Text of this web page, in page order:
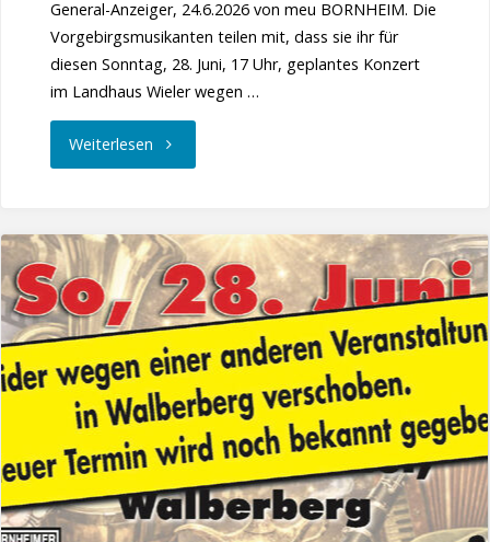
General-Anzeiger, 24.6.2026 von meu BORNHEIM. Die
Vorgebirgsmusikanten teilen mit, dass sie ihr für
diesen Sonntag, 28. Juni, 17 Uhr, geplantes Konzert
im Landhaus Wieler wegen …
Weiterlesen"Konzert
verschoben"